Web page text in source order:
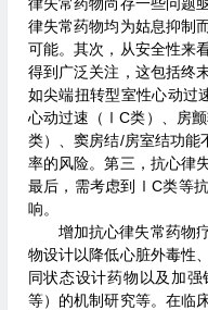
律失常药物均为姑息抑制
可能。其次，从安全性来
得到广泛关注，这包括终
如尖端扭转型室性心动
心动过速（ⅠC类）、房
类）、窦房结/房室结功
率的风险。第三，抗心律
最后，需考虑到ⅠC类等
响。
增加抗心律失常药物
物设计以降低心脏外毒性
同状态设计药物以及加
等）的机制研究等。在临